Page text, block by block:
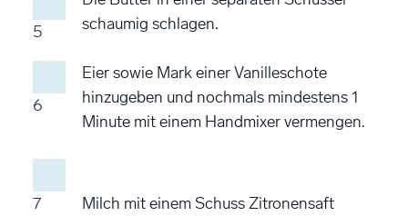
5
schaumig schlagen.
6
Eier sowie Mark einer Vanilleschote
hinzugeben und nochmals mindestens 1
Minute mit einem Handmixer vermengen.
7
Milch mit einem Schuss Zitronensaft